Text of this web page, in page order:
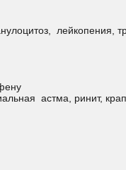
лейкопения,
астма, ринит,